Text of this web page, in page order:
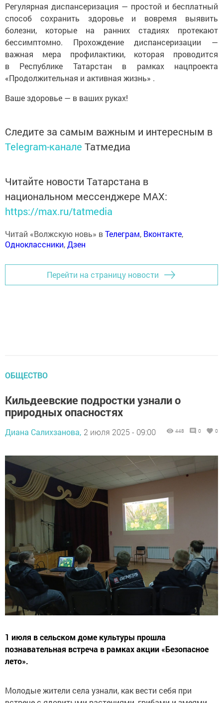
Регулярная диспансеризация — простой и бесплатный
способ сохранить здоровье и вовремя выявить
болезни, которые на ранних стадиях протекают
бессимптомно. Прохождение диспансеризации —
важная мера профилактики, которая проводится
в Республике Татарстан в рамках нацпроекта
«Продолжительная и активная жизнь» .
Ваше здоровье — в ваших руках!
Следите за самым важным и интересным в
Telegram-канале Татмедиа
Читайте новости Татарстана в
национальном мессенджере MАХ:
https://max.ru/tatmedia
Читай «Волжскую новь» вТелеграм, Вконтакте,
Одноклассники,Дзен
Перейти на страницу новости
ОБЩЕСТВО
Кильдеевские подростки узнали о
природных опасностях
Диана Салихзанова, 2 июля 2025 - 09:00 448 0 0
1 июля в сельском доме культуры прошла
познавательная встреча в рамках акции «Безопасное
лето».
Молодые жители села узнали, как вести себя при